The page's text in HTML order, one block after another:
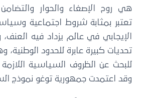
هي روح الإصغاء والحوار
تعتبر بمثابة شروط اجتماعية
الإيجابي في عالم يزداد فيه العنف،
تحديات كبيرة عابرة للحدود الوطنية،
للبحث عن الظروف السياسية
وقد اعتمدت جمهورية توغو نموذج